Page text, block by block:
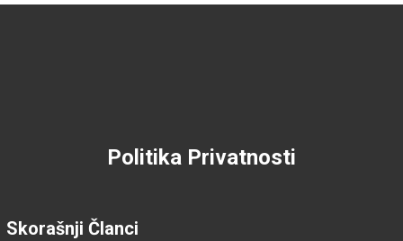
Politika Privatnosti
Skorašnji Članci